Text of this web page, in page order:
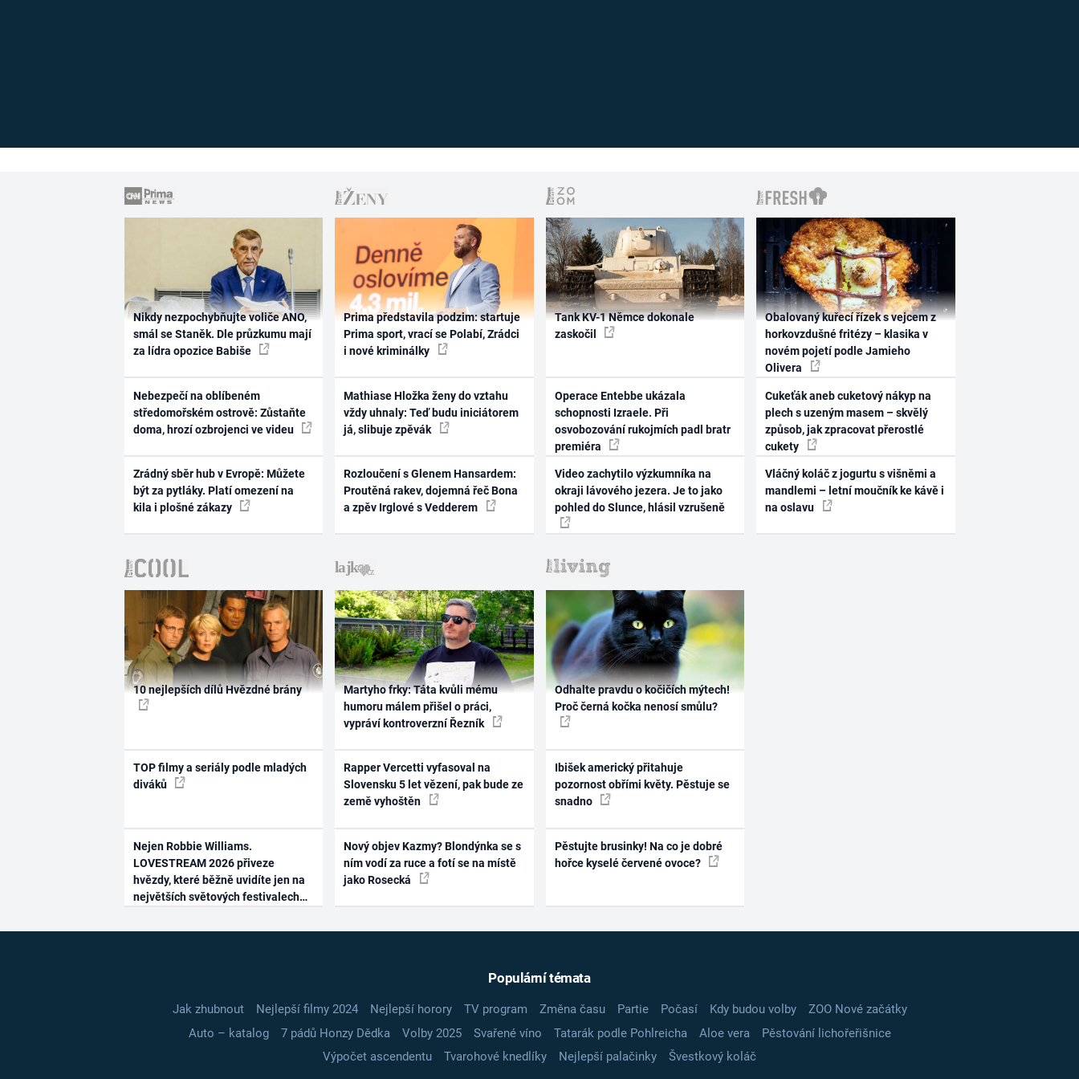
Nikdy nezpochybňujte voliče ANO,
smál se Staněk. Dle průzkumu mají
za lídra opozice Babiše
Nebezpečí na oblíbeném
středomořském ostrově: Zůstaňte
doma, hrozí ozbrojenci ve videu
Zrádný sběr hub v Evropě: Můžete
být za pytláky. Platí omezení na
kila i plošné zákazy
Prima představila podzim: startuje
Prima sport, vrací se Polabí, Zrádci
i nové kriminálky
Mathiase Hložka ženy do vztahu
vždy uhnaly: Teď budu iniciátorem
já, slibuje zpěvák
Rozloučení s Glenem Hansardem:
Proutěná rakev, dojemná řeč Bona
a zpěv Irglové s Vedderem
Tank KV-1 Němce dokonale
zaskočil
Operace Entebbe ukázala
schopnosti Izraele. Při
osvobozování rukojmích padl bratr
premiéra
Video zachytilo výzkumníka na
okraji lávového jezera. Je to jako
pohled do Slunce, hlásil vzrušeně
Obalovaný kuřecí řízek s vejcem z
horkovzdušné fritézy – klasika v
novém pojetí podle Jamieho
Olivera
Cukeťák aneb cuketový nákyp na
plech s uzeným masem – skvělý
způsob, jak zpracovat přerostlé
cukety
Vláčný koláč z jogurtu s višněmi a
mandlemi – letní moučník ke kávě i
na oslavu
10 nejlepších dílů Hvězdné brány
TOP filmy a seriály podle mladých
diváků
Nejen Robbie Williams.
LOVESTREAM 2026 přiveze
hvězdy, které běžně uvidíte jen na
největších světových festivalech
Martyho frky: Táta kvůli mému
humoru málem přišel o práci,
vypráví kontroverzní Řezník
Rapper Vercetti vyfasoval na
Slovensku 5 let vězení, pak bude ze
země vyhoštěn
Nový objev Kazmy? Blondýnka se s
ním vodí za ruce a fotí se na místě
jako Rosecká
Odhalte pravdu o kočičích mýtech!
Proč černá kočka nenosí smůlu?
Ibišek americký přitahuje
pozornost obřími květy. Pěstuje se
snadno
Pěstujte brusinky! Na co je dobré
hořce kyselé červené ovoce?
Populární témata
Jak zhubnout Nejlepší filmy 2024 Nejlepší horory TV program Změna času Partie Počasí Kdy budou volby
ZOO Nové začátky
Auto – katalog
7 pádů Honzy Dědka Volby 2025 Svařené víno Tatarák podle Pohlreicha Aloe vera
Pěstování lichořeřišnice
Výpočet ascendentu
Tvarohové knedlíky Nejlepší palačinky Švestkový koláč